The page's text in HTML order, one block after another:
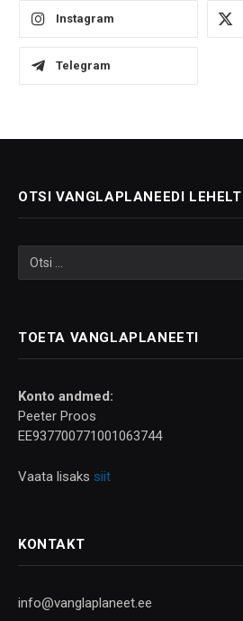
Instagram
Telegram
OTSI VANGLAPLANEEDI LEHELT
TOETA VANGLAPLANEETI
Konto andmed:
Peeter Proos
EE937700771001063744
Vaata lisaks siit
KONTAKT
info@vanglaplaneet.ee